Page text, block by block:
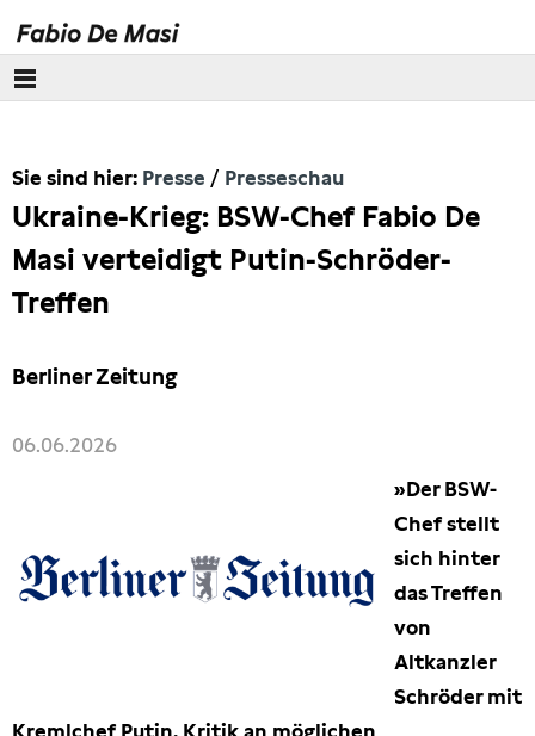
Europäisches Parlament
Themen
Presse
Pressebilder
Presseschau
Sie sind hier: Presse Presseschau
Ukraine-Krieg: BSW-Chef Fabio De
Masi verteidigt Putin-Schröder-
Treffen
Berliner Zeitung
06.06.2026
»Der BSW-
Chef stellt
sich hinter
das Treffen
von
Altkanzler
Schröder mit